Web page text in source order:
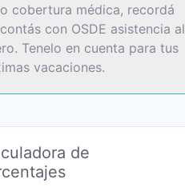
cobertura médica, recordá
con OSDE asistencia al
Tenelo en cuenta para tus
vacaciones.
de